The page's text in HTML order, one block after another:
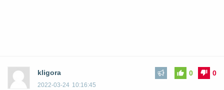
kligora
2022-03-24 10:16:45
0
0